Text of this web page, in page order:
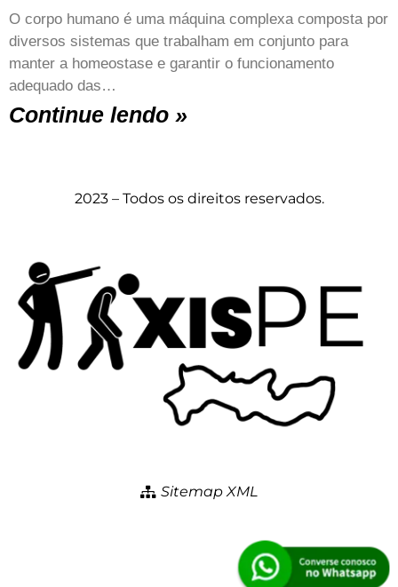
O corpo humano é uma máquina complexa composta por
diversos sistemas que trabalham em conjunto para
manter a homeostase e garantir o funcionamento
adequado das…
Continue lendo »
2023 – Todos os direitos reservados.
Sitemap XML